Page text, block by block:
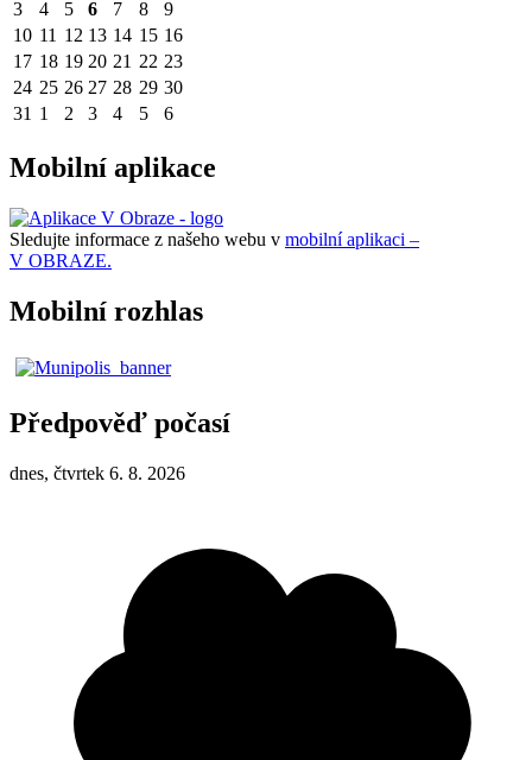
3 4 5 6 7 8
9
10 11 12 13 14 15 16
17 18 19 20 21 22 23
24 25 26 27 28 29 30
31 1 2 3 4 5 6
Mobilní aplikace
Sledujte informace z našeho webu v mobilní aplikaci –
V OBRAZE.
Mobilní rozhlas
Předpověď počasí
dnes, čtvrtek 6. 8. 2026